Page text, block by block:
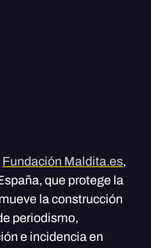
Fundación Maldita.es,
que protege la
la construcción
periodismo,
e incidencia en